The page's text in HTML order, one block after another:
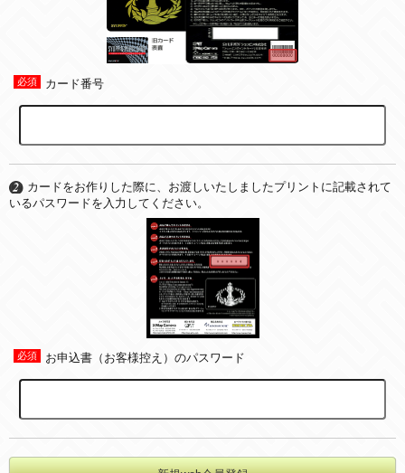
カード番号
カードをお作りした際に、お渡しいたしましたプリントに記載されて
いるパスワードを入力してください。
お申込書（お客様控え）のパスワード